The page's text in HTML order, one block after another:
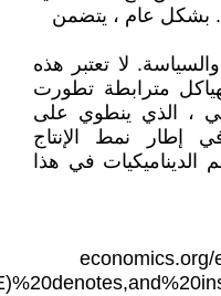
بشكل عام ، يتضمن
والسياسة. لا تعتبر هذه
مترابطة تطورت
، الذي ينطوي على
إطار نمط الإنتاج
في هذا